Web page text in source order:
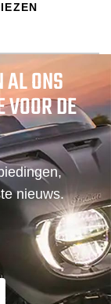
ONS
DE
nieuws.